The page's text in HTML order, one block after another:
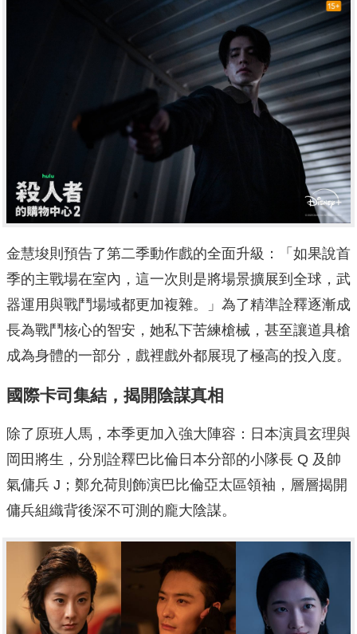
金慧埈則預告了第二季動作戲的全面升級：「如果說首
季的主戰場在室內，這一次則是將場景擴展到全球，武
器運用與戰鬥場域都更加複雜。」為了精準詮釋逐漸成
長為戰鬥核心的智安，她私下苦練槍械，甚至讓道具槍
成為身體的一部分，戲裡戲外都展現了極高的投入度。
國際卡司集結，揭開陰謀真相
除了原班人馬，本季更加入強大陣容：日本演員玄理與
岡田將生，分別詮釋巴比倫日本分部的小隊長 Q 及帥
氣傭兵 J；鄭允荷則飾演巴比倫亞太區領袖，層層揭開
傭兵組織背後深不可測的龐大陰謀。